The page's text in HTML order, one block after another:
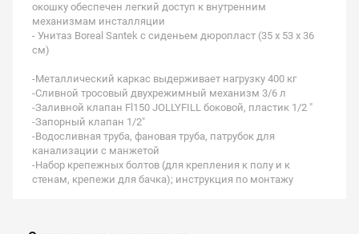
окошку обеспечен легкий доступ к внутренним
механизмам инсталляции
- Унитаз Boreal Santek с сиденьем дюропласт (35 x 53 x 36
см)
-Металлический каркас выдерживает нагрузку 400 кг
-Сливной тросовый двухрежимный механизм 3/6 л
-Заливной клапан Fl150 JOLLYFILL боковой, пластик 1/2 "
-Запорный клапан 1/2"
-Водосливная труба, фановая труба, патрубок для
канализации с манжетой
-Набор крепежных болтов (для крепления к полу и к
стенам, крепежи для бачка); инструкция по монтажу